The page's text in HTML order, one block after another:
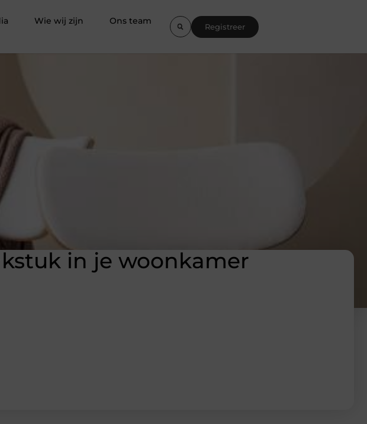
Wie wij zijn
Ons team
Registreer
in je woonkamer